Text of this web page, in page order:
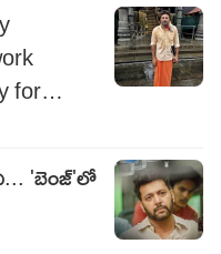
for
'బెంజ్'లో